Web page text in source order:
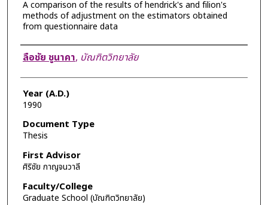
A comparison of the results of hendrick's and filion's
methods of adjustment on the estimators obtained
from questionnaire data
Author
ลือชัย ชูนาคา, บัณฑิตวิทยาลัย
Year (A.D.)
1990
Document Type
Thesis
First Advisor
ศิริชัย กาญจนวาลี
Faculty/College
Graduate School (บัณฑิตวิทยาลัย)